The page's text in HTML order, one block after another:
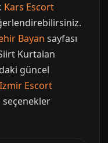
Kars Escort
Bayan sayfası
Kurtalan
güncel
Izmir Escort